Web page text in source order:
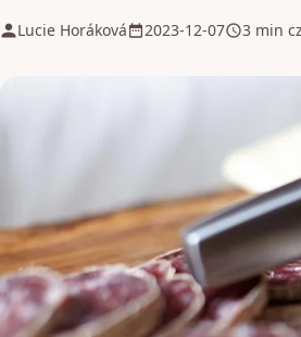
Lucie Horáková 2023-12-07 3 min